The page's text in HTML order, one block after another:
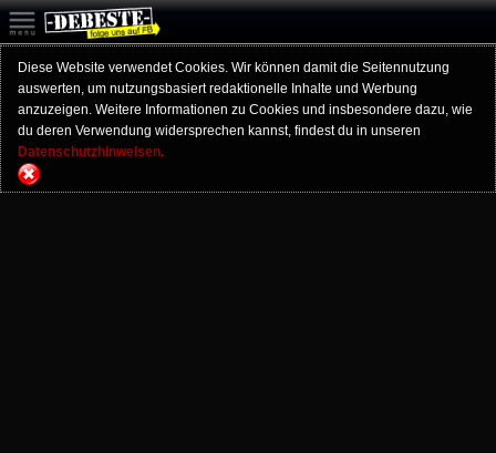
Diese Website verwendet Cookies. Wir können damit die Seitennutzung
auswerten, um nutzungsbasiert redaktionelle Inhalte und Werbung
anzuzeigen. Weitere Informationen zu Cookies und insbesondere dazu, wie
du deren Verwendung widersprechen kannst, findest du in unseren
Datenschutzhinweisen.